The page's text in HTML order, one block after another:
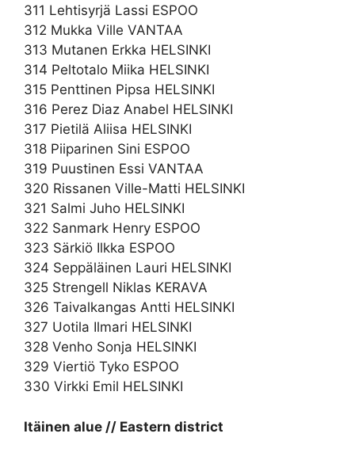
311 Lehtisyrjä Lassi ESPOO
312 Mukka Ville VANTAA
313 Mutanen Erkka HELSINKI
314 Peltotalo Miika HELSINKI
315 Penttinen Pipsa HELSINKI
316 Perez Diaz Anabel HELSINKI
317 Pietilä Aliisa HELSINKI
318 Piiparinen Sini ESPOO
319 Puustinen Essi VANTAA
320 Rissanen Ville-Matti HELSINKI
321 Salmi Juho HELSINKI
322 Sanmark Henry ESPOO
323 Särkiö Ilkka ESPOO
324 Seppäläinen Lauri HELSINKI
325 Strengell Niklas KERAVA
326 Taivalkangas Antti HELSINKI
327 Uotila Ilmari HELSINKI
328 Venho Sonja HELSINKI
329 Viertiö Tyko ESPOO
330 Virkki Emil HELSINKI
Itäinen alue // Eastern district